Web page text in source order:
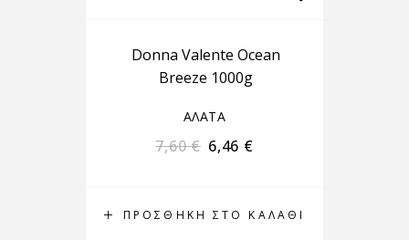
ΠΡΟΣΘΉΚΗ ΣΤΟ ΚΑΛΆΘΙ
Donna Valente Ocean
Breeze 1000g
ΑΛΑΤΑ
7,60€ 6,46 €